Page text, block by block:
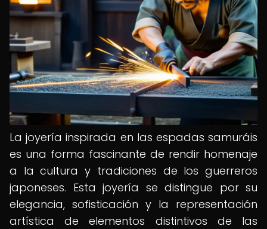
La joyería inspirada en las espadas samuráis
es una forma fascinante de rendir homenaje
a la cultura y tradiciones de los guerreros
japoneses. Esta joyería se distingue por su
elegancia, sofisticación y la representación
artística de elementos distintivos de las